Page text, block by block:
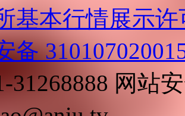
基本行情展示许
备
31268888 网站